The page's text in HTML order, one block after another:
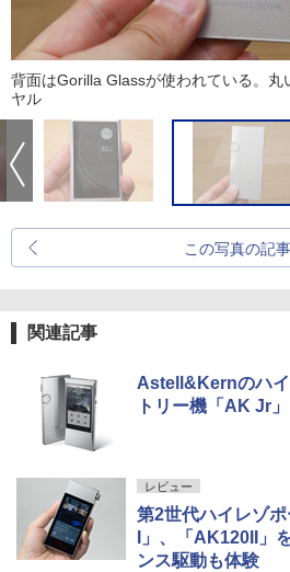
背面はGorilla Glassが使われている。丸
ヤル
この写真の記
関連記事
Astell&Kernのハ
トリー機「AK Jr
レビュー
第2世代ハイレゾ
I」、「AK120II」
ンス駆動も体験